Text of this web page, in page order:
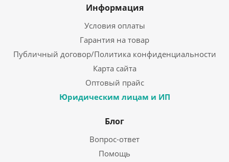
Информация
Условия оплаты
Гарантия на товар
Публичный договор/Политика конфиденциальности
Карта сайта
Оптовый прайс
Юридическим лицам и ИП
Блог
Вопрос-ответ
Помощь